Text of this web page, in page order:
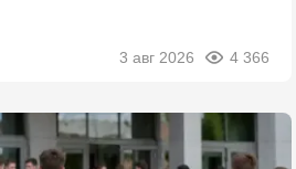
3 авг 2026 4 366